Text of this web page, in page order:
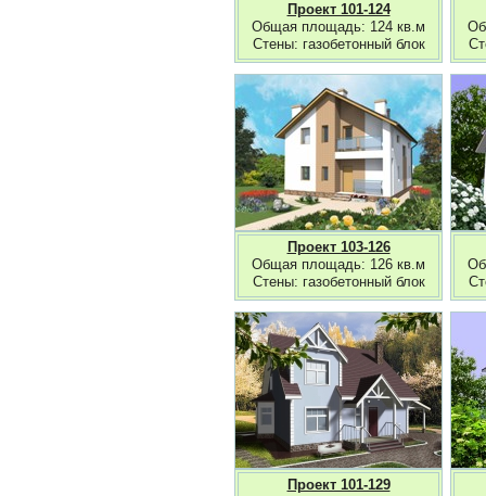
Проект 101-124
Общая площадь: 124 кв.м
Стены: газобетонный блок
Проект 103-126
Общая площадь: 126 кв.м
Стены: газобетонный блок
Проект 101-129